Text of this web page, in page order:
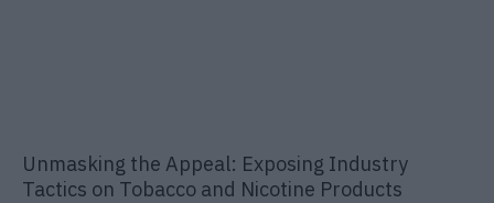
Unmasking the Appeal: Exposing Industry
Tactics on Tobacco and Nicotine Products